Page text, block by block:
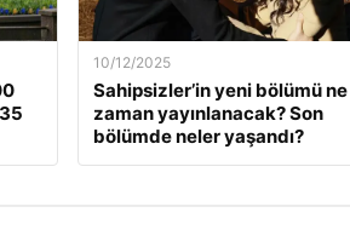
10/12/2025
Sahipsizler’in yeni bölümü ne
zaman yayınlanacak? Son
bölümde neler yaşandı?